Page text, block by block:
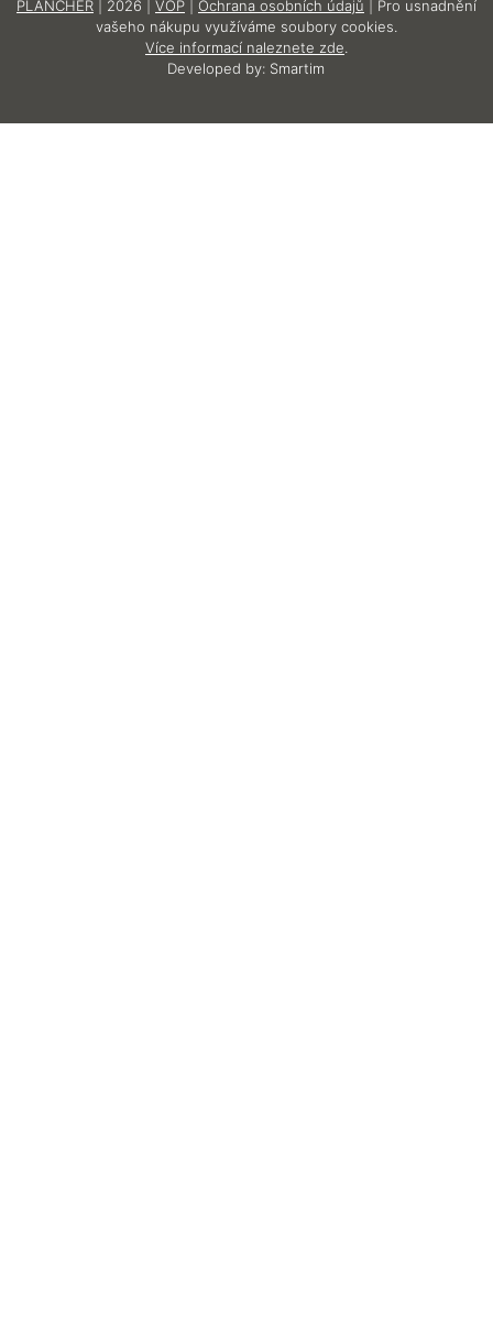
PLANCHER| 2026 | VOP| Ochrana osobních údajů | Pro usnadnění
vašeho nákupu využíváme soubory cookies.
Více informací naleznete zde
Developed by: Smartim